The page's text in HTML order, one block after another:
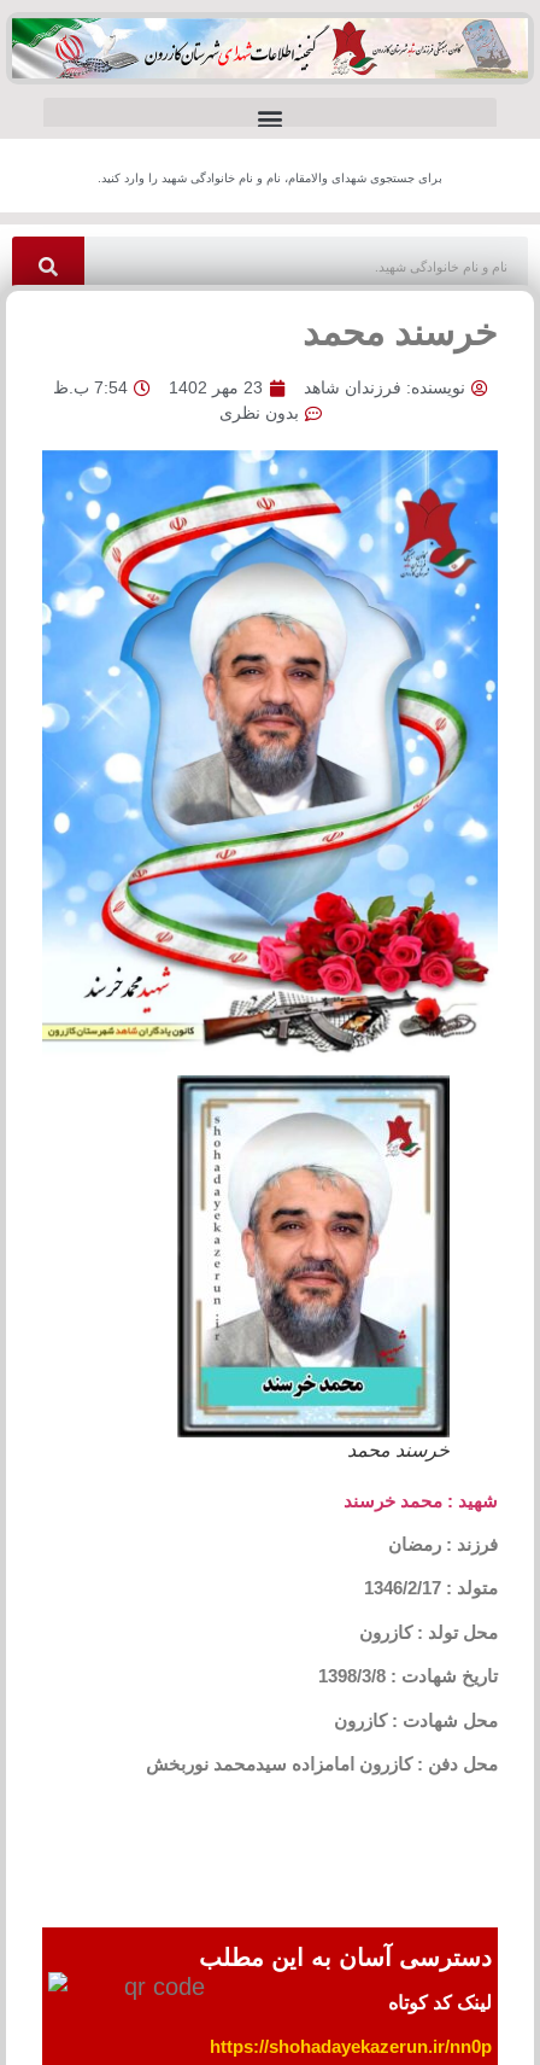
برای جستجوی شهدای والامقام، نام و نام خانوادگی شهید را وارد کنید.
خرسند محمد
نویسنده: فرزندان شاهد 23 مهر 1402
7:54 ب.ظ
بدون نظری
خرسند محمد
شهید : محمد خرسند
فرزند : رمضان
متولد : 1346/2/17
محل تولد : کازرون
تاریخ شهادت : 1398/3/8
محل شهادت : کازرون
محل دفن : کازرون امامزاده سیدمحمد نوربخش
دسترسی آسان به این مطلب
لینک کد کوتاه
https://shohadayekazerun.ir/nn0p